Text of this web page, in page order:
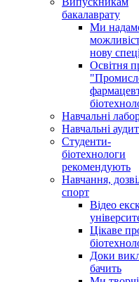
бакалаврату
Ми
нову
Освітня
Навчальні
Навчальні
Студенти-
біотехнологи
рекомендують
Навчання,
спорт
Відео
Цікаве
Доки
бачить